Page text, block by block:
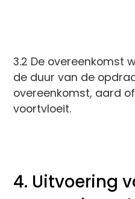
3.2 De overeenkomst
de duur van de
overeenkomst, aard
voortvloeit.
4. Uitvoering